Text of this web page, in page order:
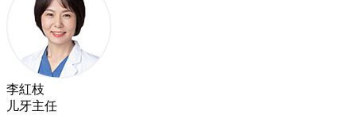
李紅枝
儿牙主任